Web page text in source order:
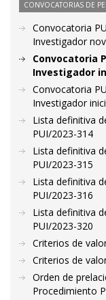
CONVOCATORIAS DE
Convocatoria
Investigador
Convocatoria
Investigador
Convocatoria
Investigador
Lista definitiva
PUI/2023-314
Lista definitiva
PUI/2023-315
Lista definitiva
PUI/2023-316
Lista definitiva
PUI/2023-320
Criterios de
Criterios de
Orden de
Procedimiento